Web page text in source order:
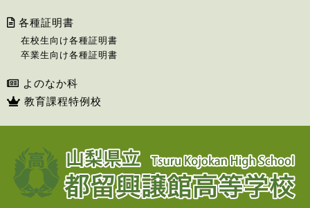
各種証明書
在校生向け各種証明書
卒業生向け各種証明書
よのなか科
教育課程特例校